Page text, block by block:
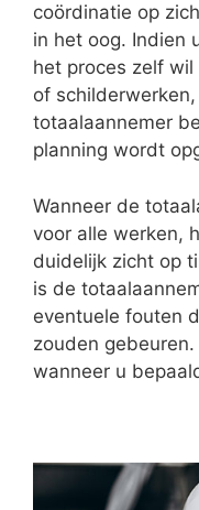
coördinatie op
in het oog. Indien
het proces zelf
of
totaalaannemer
planning wordt
Wanneer de
voor alle werken,
duidelijk zicht op
is de
eventuele fouten
zouden
wanneer u